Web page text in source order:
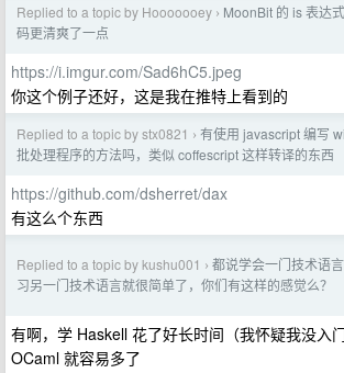
Replied to a topic by Hooooooey › MoonBit 的 is 表达
码更清爽了一点
https://i.imgur.com/Sad6hC5.jpeg
你这个例子还好，这是我在推特上看到的
Replied to a topic by stx0821 › 有使用 javascript 编写
批处理程序的方法吗，类似 coffescript 这样转译的东西
https://github.com/dsherret/dax
有这么个东西
Replied to a topic by kushu001 › 都说学会一门技术语
习另一门技术语言就很简单了，你们有这样的感觉么？
有啊，学 Haskell 花了好长时间（我怀疑我没入
OCaml 就容易多了